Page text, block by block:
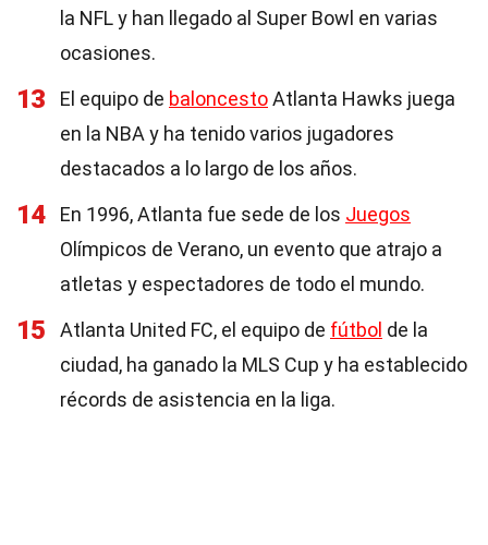
la NFL y han llegado al Super Bowl en varias
ocasiones.
13 El equipo de baloncestoAtlanta Hawks juega
en la NBA y ha tenido varios jugadores
destacados a lo largo de los años.
14 En 1996, Atlanta fue sede de los Juegos
Olímpicos de Verano, un evento que atrajo a
atletas y espectadores de todo el mundo.
15 Atlanta United FC, el equipo de fútbol de la
ciudad, ha ganado la MLS Cup y ha establecido
récords de asistencia en la liga.